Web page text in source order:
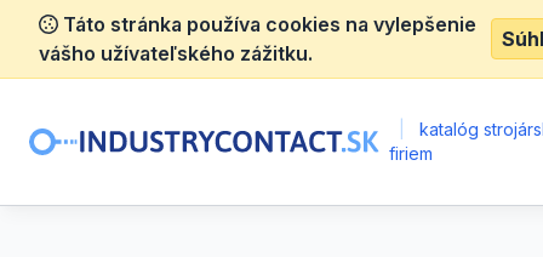
Táto stránka používa cookies na vylepšenie
vášho užívateľského zážitku.
katalóg
firiem